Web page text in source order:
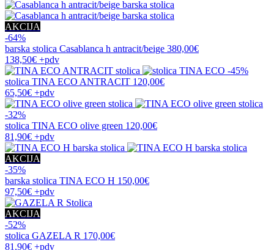
AKCIJA
-64%
barska stolica Casablanca h antracit/beige 380,00€
138,50€ +pdv
-45%
stolica TINA ECO ANTRACIT 120,00€
65,50€ +pdv
-32%
stolica TINA ECO olive green 120,00€
81,90€ +pdv
AKCIJA
-35%
barska stolica TINA ECO H 150,00€
97,50€ +pdv
AKCIJA
-52%
stolica GAZELA R 170,00€
81,90€ +pdv